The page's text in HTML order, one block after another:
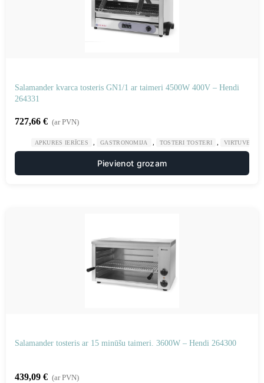
Salamander kvarca tosteris GN1/1 ar taimeri 4500W 400V – Hendi
264331
727,66 € (ar PVN)
APKURES IERĪCES GASTRONOMIJA TOSTERI TOSTERI VIRTUVE
Pievienot grozam
Salamander tosteris ar 15 minūšu taimeri. 3600W – Hendi 264300
439,09 € (ar PVN)